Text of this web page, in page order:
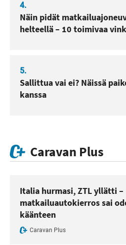
4.
Näin pidät
helteellä – 10 toimivaa
5.
Sallittua vai ei? Näissä
kanssa
Caravan Plus
Italia hurmasi, ZTL yllätti –
matkailuautokierros sai
käänteen
Caravan Plus